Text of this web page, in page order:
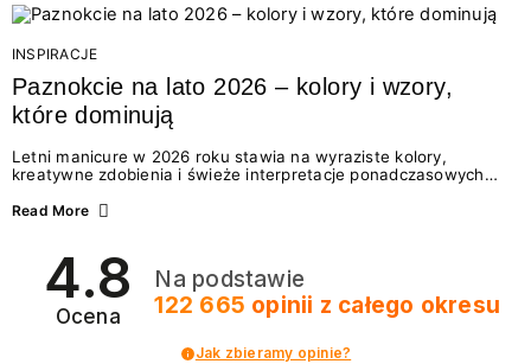
Motywem przewodnim jest eksplorowanie i kolekcjonowanie
letnich momentów. Z tej okazji przygotowaliśmy coś absolutnie
wyjątkowego: wielki konkurs z wakacje.pl oraz dawkę
najgorętszych trendów w...
INSPIRACJE
Paznokcie na lato 2026 – kolory i wzory,
które dominują
Letni manicure w 2026 roku stawia na wyraziste kolory,
kreatywne zdobienia i świeże interpretacje ponadczasowych
zarówno energetycznych odcieni inspirowanych wakacjami, jak
2026? Znajdź inspirację dla swojego manicure!
Read More
4.8
Ocena
Na podstawie
122 665 opinii z całego okresu
Jak zbieramy opinie?